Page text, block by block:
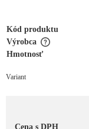
Kód produktu
Výrobca
Hmotnosť
Variant
Cena s DPH